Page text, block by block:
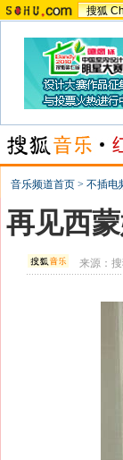
搜狐
音乐频道首页 > 不插电
再见西
来源：